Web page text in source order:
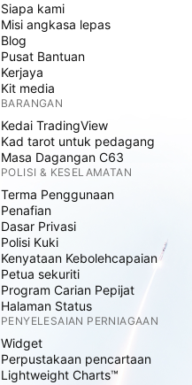
Siapa kami
Misi angkasa lepas
Blog
Pusat Bantuan
Kerjaya
Kit media
BARANGAN
Kedai TradingView
Kad tarot untuk pedagang
Masa Dagangan C63
POLISI & KESELAMATAN
Terma Penggunaan
Penafian
Dasar Privasi
Polisi Kuki
Kenyataan Kebolehcapaian
Petua sekuriti
Program Carian Pepijat
Halaman Status
PENYELESAIAN PERNIAGAAN
Widget
Perpustakaan pencartaan
Lightweight Charts™